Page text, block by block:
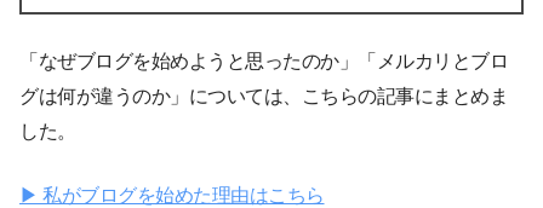
「なぜブログを始めようと思ったのか」「メルカリとブロ
グは何が違うのか」については、こちらの記事にまとめま
した。
▶ 私がブログを始めた理由はこちら